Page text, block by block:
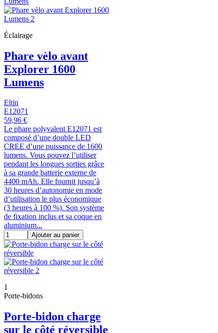
Éclairage
Phare vèlo avant
Explorer 1600
Lumens
Eltin
E12071
59,96 €
Le phare polyvalent E12071 est
composé d’une double LED
CREE d’une puissance de 1600
lumens. Vous pouvez l’utiliser
pendant les longues sorties grâce
à sa grande batterie externe de
4400 mAh. Elle fournit jusqu’à
30 heures d’autonomie en mode
d’utilisation le plus économique
(3 heures à 100 %). Son système
de fixation inclus et sa coque en
aluminium...
Ajouter au panier
1
Porte-bidons
Porte-bidon charge
sur le côté réversible